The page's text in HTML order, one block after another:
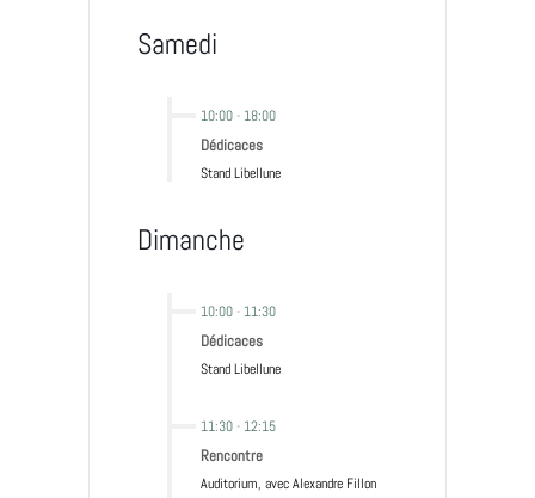
Samedi
10:00 - 18:00
Dédicaces
Stand Libellune
Dimanche
10:00 - 11:30
Dédicaces
Stand Libellune
11:30 - 12:15
Rencontre
Auditorium, avec Alexandre Fillon